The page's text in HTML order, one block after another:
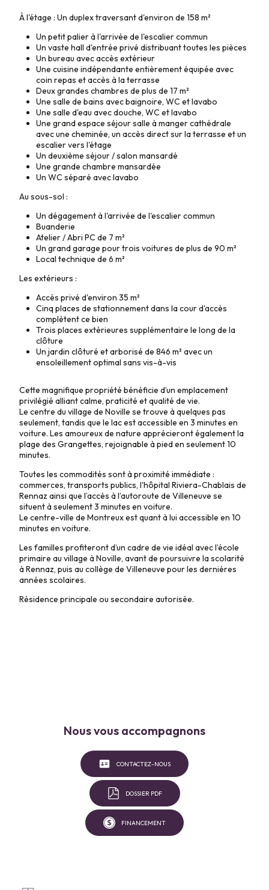
À l'étage : Un duplex traversant d'environ de 158m²
Un petit palier à l'arrivée de l'escalier commun
Un vaste hall d'entrée privé distribuant toutes les pièces
Un bureau avec accès extérieur
Une cuisine indépendante entièrement équipée avec
coin repas et accès à la terrasse
Deux grandes chambres de plus de 17m²
Une salle de bains avec baignoire, WC et lavabo
Une salle d'eau avec douche, WC et lavabo
Une grand espace séjour salle à manger cathédrale
avec une cheminée, un accès direct sur la terrasse et un
escalier vers l'étage
Un deuxième séjour / salon mansardé
Une grande chambre mansardée
Un WC séparé avec lavabo
Au sous-sol :
Un dégagement à l'arrivée de l'escalier commun
Buanderie
Atelier / Abri PC de 7m²
Un grand garage pour trois voitures de plus de 90m²
Local technique de 6m²
Les extérieurs :
Accès privé d'environ 35m²
Cinq places de stationnement dans la cour d'accès
complètent ce bien
Trois places extérieures supplémentaire le long de la
clôture
Un jardin clôturé et arborisé de 846m² avec un
ensoleillement optimal sans vis-à-vis
Cette magnifique propriété bénéficie d’un emplacement
privilégié alliant calme, praticité et qualité de vie.
Le centre du village de Noville se trouve à quelques pas
seulement, tandis que le lac est accessible en 3 minutes en
voiture. Les amoureux de nature apprécieront également la
plage des Grangettes, rejoignable à pied en seulement 10
minutes.
Toutes les commodités sont à proximité immédiate :
commerces, transports publics, l'hôpital Riviera-Chablais de
Rennaz ainsi que l’accès à l’autoroute de Villeneuve se
situent à seulement 3 minutes en voiture.
Le centre-ville de Montreux est quant à lui accessible en 10
minutes en voiture.
Les familles profiteront d’un cadre de vie idéal avec l’école
primaire au village à Noville, avant de poursuivre la scolarité
à Rennaz, puis au collège de Villeneuve pour les dernières
années scolaires.
Résidence principale ou secondaire autorisée.
Nous vous accompagnons
CONTACTEZ-NOUS
DOSSIER PDF
FINANCEMENT